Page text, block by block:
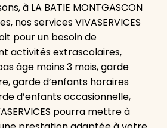
à LA BATIE MONTGASCON
nos services VIVASERVICES
pour un besoin de
activités extrascolaires,
âge moins 3 mois, garde
garde d’enfants horaires
d’enfants occasionnelle,
pourra mettre à